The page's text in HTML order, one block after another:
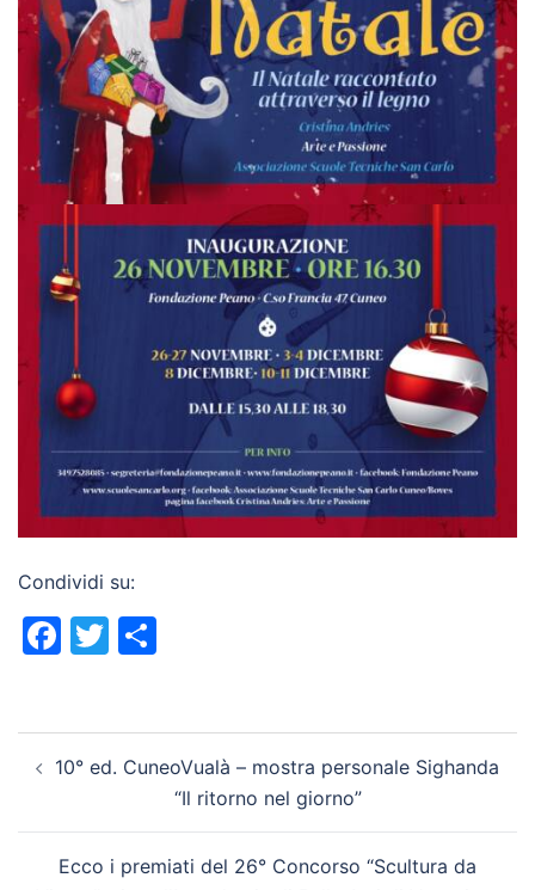
Condividi su:
Facebook
Twitter
articolo
10° ed. CuneoVualà – mostra personale Sighanda
“Il ritorno nel giorno”
Ecco i premiati del 26° Concorso “Scultura da